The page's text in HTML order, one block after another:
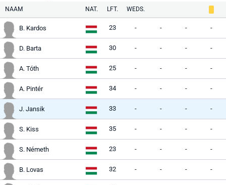
NAAM NAT. LFT. WEDS.
B. Kardos 23 - - - -
D. Barta 30 - - - -
A. Tóth 25 - - - -
A. Pintér 34 - - - -
J. Jansik 33 - - - -
S. Kiss 35 - - - -
S. Németh 23 - - - -
B. Lovas 32 - - - -